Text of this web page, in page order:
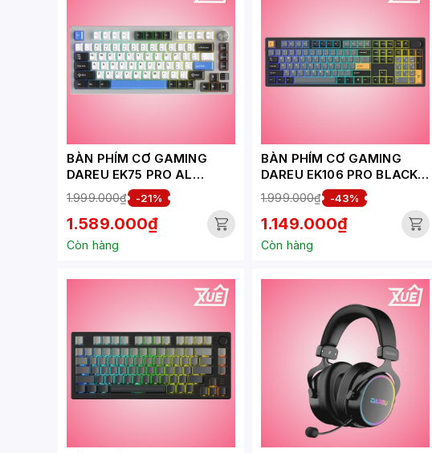
BÀN PHÍM CƠ GAMING
DAREU EK75 PRO AL
WHITE BLUE_CLOUD
SWITCH
1.999.000₫ -21%
1.589.000₫
Còn hàng
BÀN PHÍM CƠ GAMING
DAREU EK106 PRO BLACK
GOLDEN_CLOUD SWITCH
1.999.000₫ -43%
1.149.000₫
Còn hàng